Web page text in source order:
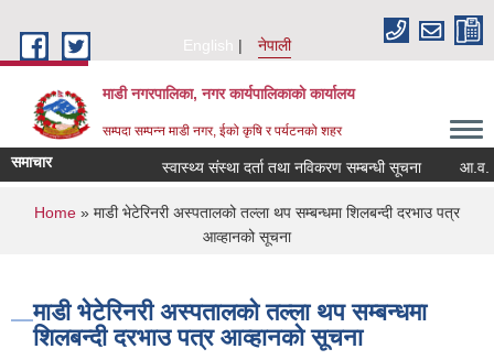
English
नेपाली
माडी नगरपालिका, नगर कार्यपालिकाकाे कार्यालय
सम्पदा सम्पन्न माडी नगर, ईको कृषि र पर्यटनको शहर
समाचार स्वास्थ्य संस्था दर्ता तथा नविकरण सम्बन्धी सूचना आ.व.
You are here
Home » माडी भेटेरिनरी अस्पतालको तल्ला थप सम्बन्धमा शिलबन्दी दरभाउ पत्र
आव्हानको सूचना
माडी भेटेरिनरी अस्पतालको तल्ला थप सम्बन्धमा
शिलबन्दी दरभाउ पत्र आव्हानको सूचना